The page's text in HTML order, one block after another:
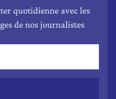
quotidienne avec les
de nos journalistes